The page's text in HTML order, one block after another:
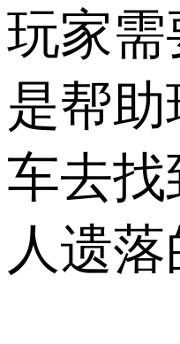
玩家
是帮
车去
人遗落